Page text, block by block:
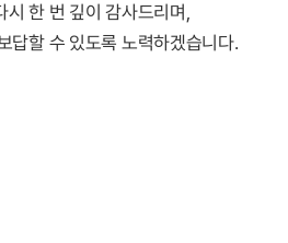
시 한 번 깊이 감사드리며,
답할 수 있도록 노력하겠습니다.